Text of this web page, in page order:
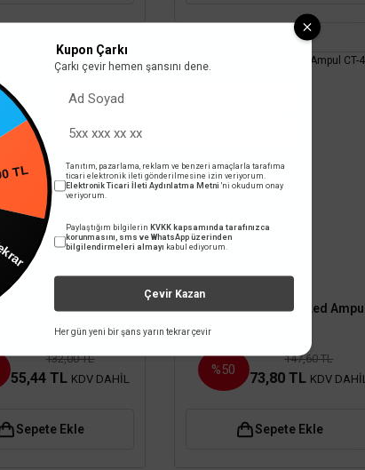
6400K Beyaz Işık Akik
Spot CT-5204
132,00 TL
55,44 TL KDV DAHİL
Sepete Ekle
Cata
Cata 3W Rustik E14 Led Ampul
%50
147,60 TL
73,80 TL KDV DAHİL
Sepete Ekle
TL
Kupon Çarkı
Çarkı çevir hemen şansını dene.
Tanıtım, pazarlama, reklam ve benzeri amaçlarla tarafıma
ticari elektronik ileti gönderilmesine izin veriyorum.
Elektronik Ticari İleti Aydınlatma Metni 'ni okudum onay
veriyorum.
Paylaştığım bilgilerin KVKK kapsamında tarafınızca
korunmasını, sms ve WhatsApp üzerinden
bilgilendirmeleri almayı kabul ediyorum.
Çevir Kazan
Her gün yeni bir şans yarın tekrar çevir